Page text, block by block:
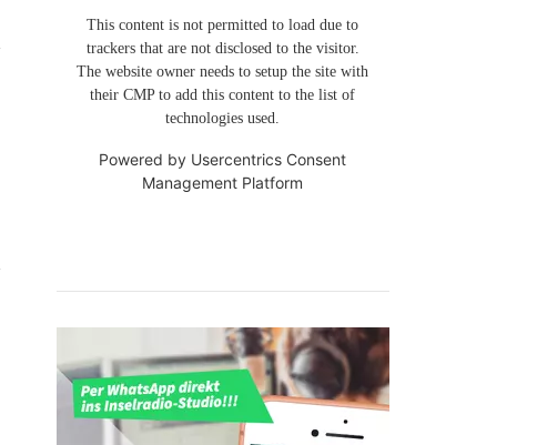
This content is not permitted to load due to
trackers that are not disclosed to the visitor.
The website owner needs to setup the site with
their CMP to add this content to the list of
technologies used.
Powered by Usercentrics Consent
Management Platform